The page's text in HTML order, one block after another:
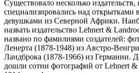
Существовало несколько издательств,
специализировались над открытками
девушками из Северной Африки.
назвать издательство Lehnert &
названо по фамилиями создателей:
Ленерта (1878-1948) из Австро-
Ландброка (1878-1966) из Германии.
дошли сотни фотографий от Lehnert